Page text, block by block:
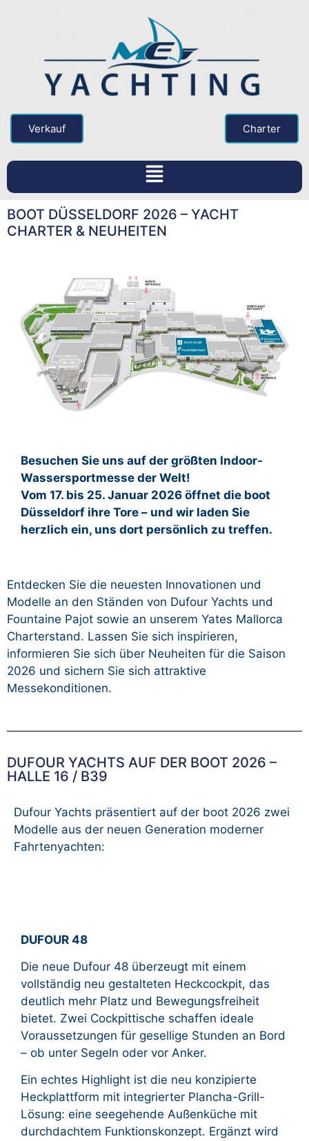
Verkauf Charter
BOOT DÜSSELDORF 2026 – YACHT
CHARTER & NEUHEITEN
Besuchen Sie uns auf der größten Indoor-
Wassersportmesse der Welt!
Vom 17. bis 25. Januar 2026 öffnet die boot
Düsseldorf ihre Tore – und wir laden Sie
herzlich ein, uns dort persönlich zu treffen.
Entdecken Sie die neuesten Innovationen und
Modelle an den Ständen von Dufour Yachts und
Fountaine Pajot sowie an unserem Yates Mallorca
Charterstand. Lassen Sie sich inspirieren,
informieren Sie sich über Neuheiten für die Saison
2026 und sichern Sie sich attraktive
Messekonditionen.
DUFOUR YACHTS AUF DER BOOT 2026 –
HALLE 16 / B39
Dufour Yachts präsentiert auf der boot 2026 zwei
Modelle aus der neuen Generation moderner
Fahrtenyachten:
DUFOUR 48
Die neue Dufour 48 überzeugt mit einem
vollständig neu gestalteten Heckcockpit, das
deutlich mehr Platz und Bewegungsfreiheit
bietet. Zwei Cockpittische schaffen ideale
Voraussetzungen für gesellige Stunden an Bord
– ob unter Segeln oder vor Anker.
Ein echtes Highlight ist die neu konzipierte
Heckplattform mit integrierter Plancha-Grill-
Lösung: eine seegehende Außenküche mit
durchdachtem Funktionskonzept. Ergänzt wird